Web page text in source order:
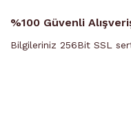
%100 Güvenli
Bilgileriniz 256Bit SSL